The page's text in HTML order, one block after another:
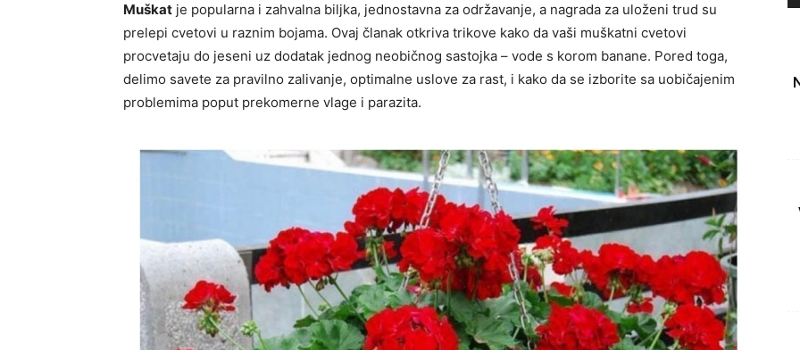
Muškat je popularna i zahvalna biljka, jednostavna za održavanje, a nagrada za uloženi trud su
prelepi cvetovi u raznim bojama. Ovaj članak otkriva trikove kako da vaši muškatni cvetovi
procvetaju do jeseni uz dodatak jednog neobičnog sastojka – vode s korom banane. Pored toga,
delimo savete za pravilno zalivanje, optimalne uslove za rast, i kako da se izborite sa uobičajenim
problemima poput prekomerne vlage i parazita.